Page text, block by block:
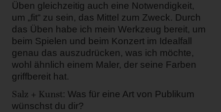
Üben gleichzeitig auch eine Notwendigkeit,
um „fit“ zu sein, das Mittel zum Zweck. Durch
das Üben habe ich mein Werkzeug bereit, um
beim Spielen und beim Konzert im Idealfall
genau das auszudrücken, was ich möchte,
wohl ähnlich einem Maler, der seine Farben
griffbereit hat.
Salz + Kunst: Was für eine Art von Publikum
wünschst du dir?